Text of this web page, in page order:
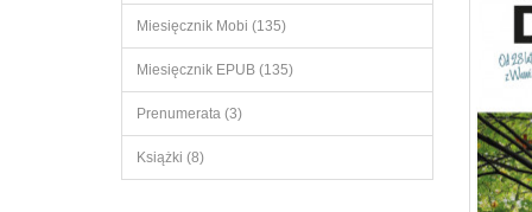
Miesięcznik Mobi (135)
Miesięcznik EPUB (135)
Prenumerata (3)
Książki (8)